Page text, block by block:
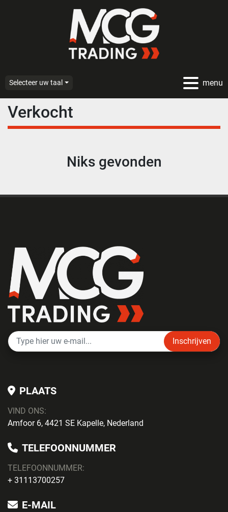
menu
Selecteer uw taal
Verkocht
Niks gevonden
Inschrijven
PLAATS
VIND ONS:
Amfoor 6, 4421 SE Kapelle, Nederland
TELEFOONNUMMER
TELEFOONNUMMER:
+ 31113700257
E-MAIL